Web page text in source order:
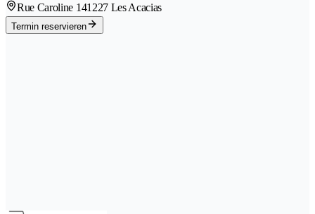
Rue Caroline 141227 Les Acacias
Termin reservieren